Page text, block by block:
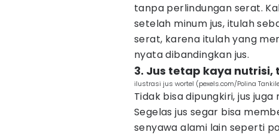
tanpa perlindungan serat.
setelah minum jus, itulah
serat, karena itulah yang
nyata dibandingkan jus.
3. Jus tetap kaya
ilustrasi jus wortel (pexels.com/Polina
Tidak bisa dipungkiri, jus
Segelas jus segar bisa
senyawa alami lain seperti